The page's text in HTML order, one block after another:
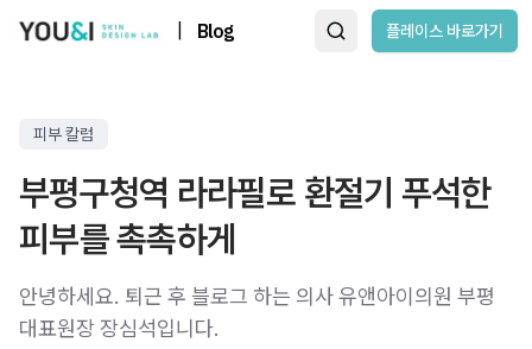
Blog 플레이스 바로가기
피부 칼럼
부평구청역 라라필로 환절기 푸석한
피부를 촉촉하게
안녕하세요. 퇴근 후 블로그 하는 의사 유앤아이의원 부평
대표원장 장심석입니다. ​ ​ ​